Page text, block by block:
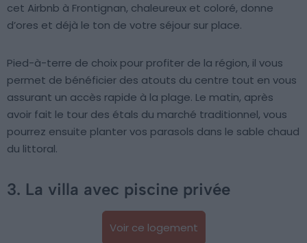
cet Airbnb à Frontignan, chaleureux et coloré, donne
d’ores et déjà le ton de votre séjour sur place.
Pied-à-terre de choix pour profiter de la région, il vous
permet de bénéficier des atouts du centre tout en vous
assurant un accès rapide à la plage. Le matin, après
avoir fait le tour des étals du marché traditionnel, vous
pourrez ensuite planter vos parasols dans le sable chaud
du littoral.
3. La villa avec piscine privée
Voir ce logement